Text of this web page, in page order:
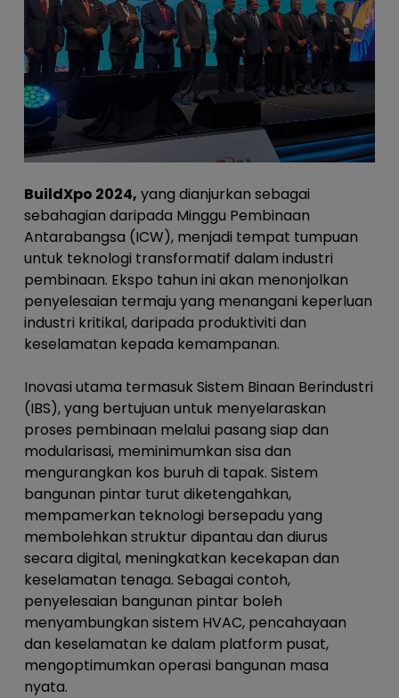
BuildXpo 2024, yang dianjurkan sebagai
sebahagian daripada Minggu Pembinaan
Antarabangsa (ICW), menjadi tempat tumpuan
untuk teknologi transformatif dalam industri
pembinaan. Ekspo tahun ini akan menonjolkan
penyelesaian termaju yang menangani keperluan
industri kritikal, daripada produktiviti dan
keselamatan kepada kemampanan.
Inovasi utama termasuk Sistem Binaan Berindustri
(IBS), yang bertujuan untuk menyelaraskan
proses pembinaan melalui pasang siap dan
modularisasi, meminimumkan sisa dan
mengurangkan kos buruh di tapak. Sistem
bangunan pintar turut diketengahkan,
mempamerkan teknologi bersepadu yang
membolehkan struktur dipantau dan diurus
secara digital, meningkatkan kecekapan dan
keselamatan tenaga. Sebagai contoh,
penyelesaian bangunan pintar boleh
menyambungkan sistem HVAC, pencahayaan
dan keselamatan ke dalam platform pusat,
mengoptimumkan operasi bangunan masa
nyata.